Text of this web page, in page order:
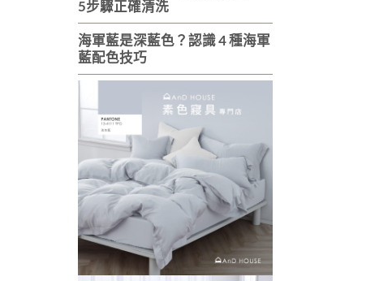
5步驟正確清洗
海軍藍是深藍色？認識 4 種海軍
藍配色技巧